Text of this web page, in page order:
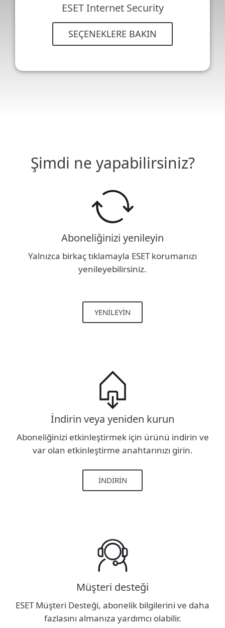
ESET Internet Security
SEÇENEKLERE BAKIN
Şimdi ne yapabilirsiniz?
Aboneliğinizi yenileyin
Yalnızca birkaç tıklamayla ESET korumanızı
yenileyebilirsiniz.
YENILEYIN
İndirin veya yeniden kurun
Aboneliğinizi etkinleştirmek için ürünü indirin ve
var olan etkinleştirme anahtarınızı girin.
İNDIRIN
Müşteri desteği
ESET Müşteri Desteği, abonelik bilgilerini ve daha
fazlasını almanıza yardımcı olabilir.